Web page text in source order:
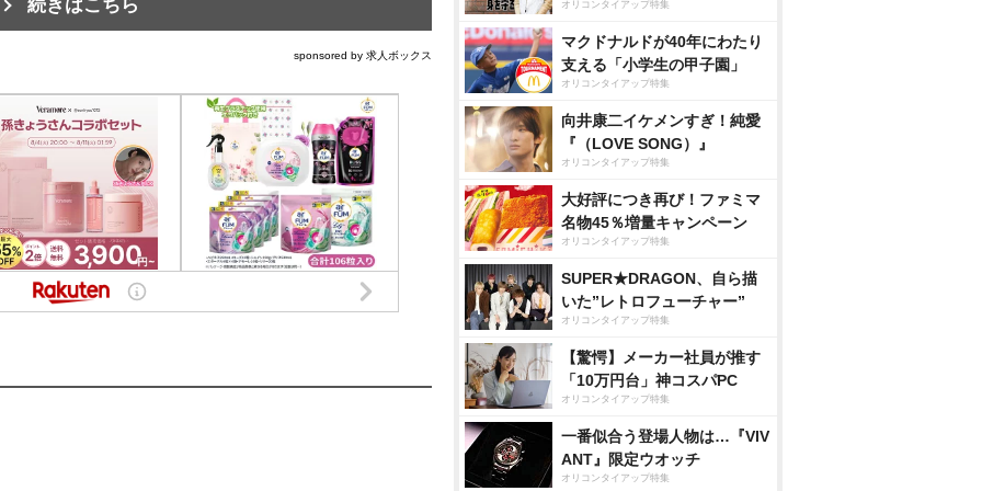
続きはこちら
sponsored by 求人ボックス
オリコンタイアップ特集
マクドナルドが40年にわたり
支える「小学生の甲子園」
オリコンタイアップ特集
向井康二イケメンすぎ！純愛
『（LOVE SONG）』
オリコンタイアップ特集
大好評につき再び！ファミマ
名物45％増量キャンペーン
オリコンタイアップ特集
SUPER★DRAGON、自ら描
いた”レトロフューチャー”
オリコンタイアップ特集
【驚愕】メーカー社員が推す
「10万円台」神コスパPC
オリコンタイアップ特集
一番似合う登場人物は…『VIV
ANT』限定ウオッチ
オリコンタイアップ特集